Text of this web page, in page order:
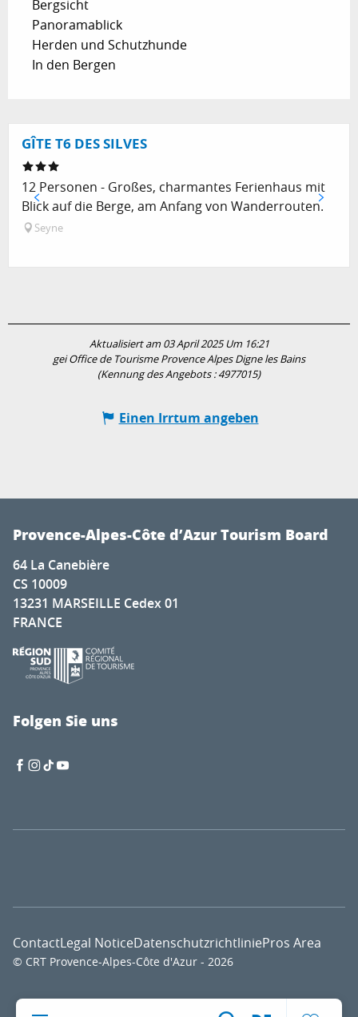
Bergsicht
Panoramablick
Herden und Schutzhunde
In den Bergen
GÎTE T6 DES SILVES
12 Personen - Großes, charmantes Ferienhaus mit
Blick auf die Berge, am Anfang von Wanderrouten.
Seyne
Aktualisiert am 03 April 2025 Um 16:21
gei Office de Tourisme Provence Alpes Digne les Bains
(Kennung des Angebots :4977015)
Einen Irrtum angeben
Provence-Alpes-Côte d’Azur Tourism Board
64 La Canebière
CS 10009
13231 MARSEILLE Cedex 01
FRANCE
Folgen Sie uns
© CRT Provence-Alpes-Côte d'Azur - 2026
ContactLegal NoticeDatenschutzrichtliniePros Area